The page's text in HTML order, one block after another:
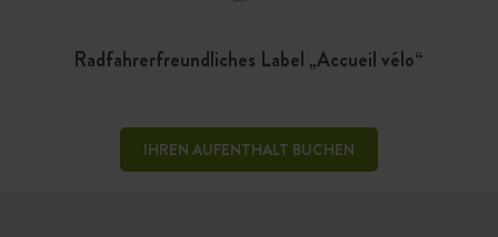
Radfahrerfreundliches Label „Accueil vélo“
IHREN AUFENTHALT BUCHEN